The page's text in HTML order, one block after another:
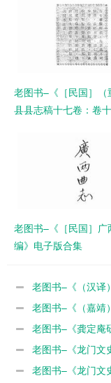
老图书–《［民国］（
县县志稿十七卷：卷
老图书–《［民国］广
编》电子版合集
老图书–《（汉译
老图书–《（嘉靖
老图书–《龚定庵
老图书–《龙门文
1989》电子版合集
老图书–《龙门文